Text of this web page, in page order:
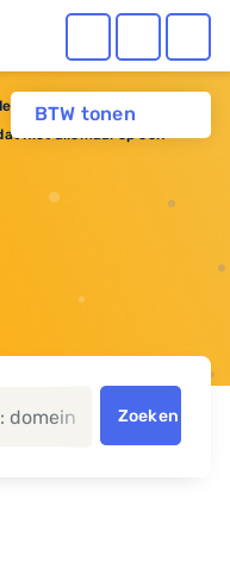
BTW tonen
Webhosting
niet allemaal op een
Zoeken